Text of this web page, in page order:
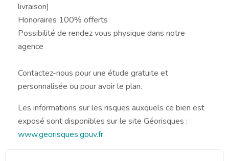
livraison)
Honoraires 100% offerts
Possibilité de rendez vous physique dans notre
agence
Contactez-nous pour une étude gratuite et
personnalisée ou pour avoir le plan.
Les informations sur les risques auxquels ce bien est
exposé sont disponibles sur le site Géorisques :
www.georisques.gouv.fr